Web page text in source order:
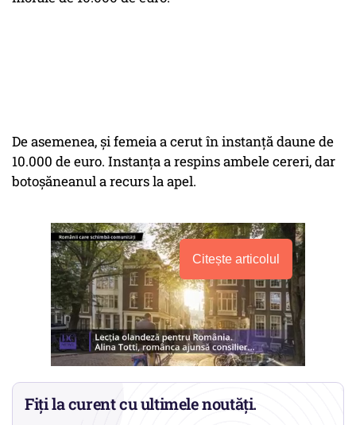
De asemenea, și femeia a cerut în instanță daune de
10.000 de euro. Instanța a respins ambele cereri, dar
botoșăneanul a recurs la apel.
Citește articolul
Fiți la curent cu ultimele noutăți.